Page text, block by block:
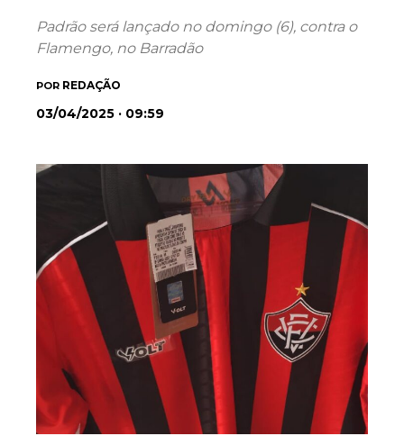
Padrão será lançado no domingo (6), contra o
Flamengo, no Barradão
POR REDAÇÃO
03/04/2025 · 09:59